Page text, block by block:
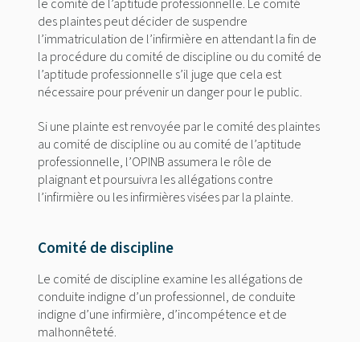
le comité de l’aptitude professionnelle. Le comité
des plaintes peut décider de suspendre
l’immatriculation de l’infirmière en attendant la fin de
la procédure du comité de discipline ou du comité de
l’aptitude professionnelle s’il juge que cela est
nécessaire pour prévenir un danger pour le public.
Si une plainte est renvoyée par le comité des plaintes
au comité de discipline ou au comité de l’aptitude
professionnelle, l’OPINB assumera le rôle de
plaignant et poursuivra les allégations contre
l’infirmière ou les infirmières visées par la plainte.
Comité de discipline
Le comité de discipline examine les allégations de
conduite indigne d’un professionnel, de conduite
indigne d’une infirmière, d’incompétence et de
malhonnêteté.